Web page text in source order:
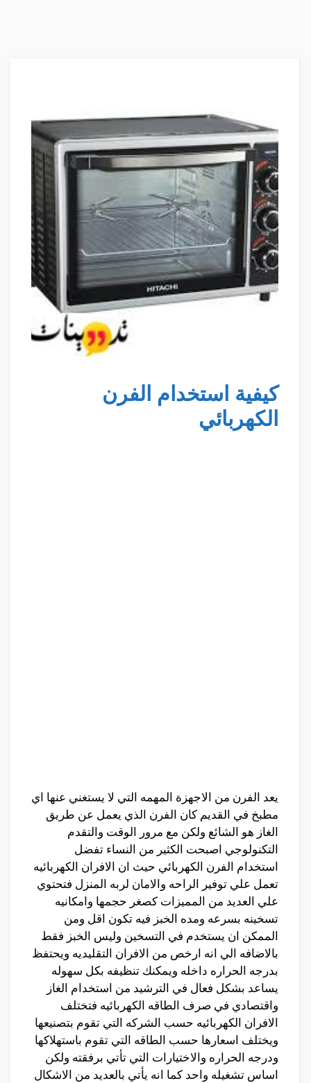
كيفية استخدام الفرن
الكهربائي
يعد الفرن من الاجهزة المهمه التي لا يستغني عنها اي
مطبخ في القديم كان الفرن الذي يعمل عن طريق
الغاز هو الشائع ولكن مع مرور الوقت والتقدم
التكنولوجي اصبحت الكثير من النساء تفضل
استخدام الفرن الكهربائي حيث ان الافران الكهربائيه
تعمل علي توفير الراحه والامان لربه المنزل فتحتوي
علي العديد من المميزات كصغر حجمها وامكانيه
تسخينه بسرعه ومده الخبز فيه تكون اقل ومن
الممكن ان يستخدم في التسخين وليس الخبز فقط
بالاضافه الي انه ارخص من الافران التقليديه ويحتفظ
بدرجه الحراره داخله ويمكنك تنظيفه بكل سهوله
يساعد بشكل فعال في الترشيد من استخدام الغاز
واقتصادي في صرف الطاقه الكهربائيه فتختلف
الافران الكهربائيه حسب الشركه التي تقوم بتصنيعها
ويختلف اسعارها حسب الطاقه التي تقوم باستهلاكها
ودرجه الحراره والاختيارات التي تأتي برفقته ولكن
اساس تشغيله واحد كما انه يأتي بالعديد من الاشكال